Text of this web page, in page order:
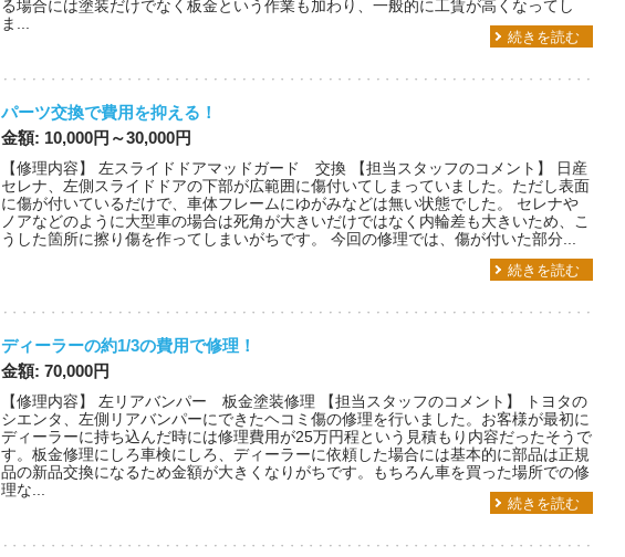
る場合には塗装だけでなく板金という作業も加わり、一般的に工賃が高くなってし
ま...
続きを読む
パーツ交換で費用を抑える！
金額: 10,000円～30,000円
【修理内容】 左スライドドアマッドガード 交換 【担当スタッフのコメント】 日産
セレナ、左側スライドドアの下部が広範囲に傷付いてしまっていました。ただし表面
に傷が付いているだけで、車体フレームにゆがみなどは無い状態でした。 セレナや
ノアなどのように大型車の場合は死角が大きいだけではなく内輪差も大きいため、こ
うした箇所に擦り傷を作ってしまいがちです。 今回の修理では、傷が付いた部分...
続きを読む
ディーラーの約1/3の費用で修理！
金額: 70,000円
【修理内容】 左リアバンパー 板金塗装修理 【担当スタッフのコメント】 トヨタの
シエンタ、左側リアバンパーにできたヘコミ傷の修理を行いました。お客様が最初に
ディーラーに持ち込んだ時には修理費用が25万円程という見積もり内容だったそうで
す。板金修理にしろ車検にしろ、ディーラーに依頼した場合には基本的に部品は正規
品の新品交換になるため金額が大きくなりがちです。もちろん車を買った場所での修
理な...
続きを読む